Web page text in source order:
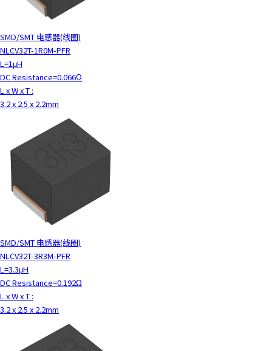
SMD/SMT 电感器(线圈)
NLCV32T-1R0M-PFR
L=1μH
DC Resistance=0.066Ω
L x W x T :
3.2 x 2.5 x 2.2mm
SMD/SMT 电感器(线圈)
NLCV32T-3R3M-PFR
L=3.3μH
DC Resistance=0.192Ω
L x W x T :
3.2 x 2.5 x 2.2mm